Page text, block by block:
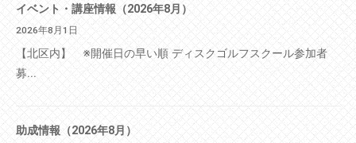
イベント・講座情報（2026年8月）
2026年8月1日
【北区内】 ※開催日の早い順 ディスクゴルフスクール参加者
募...
助成情報（2026年8月）